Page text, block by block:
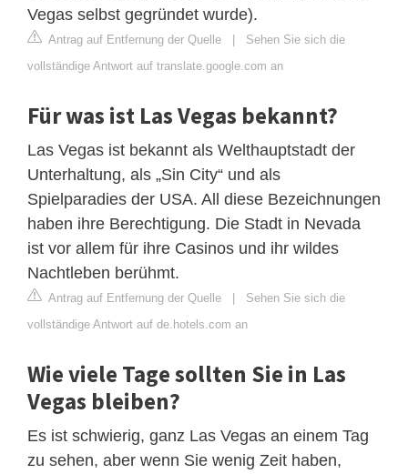
Vegas selbst gegründet wurde).
Antrag auf Entfernung der Quelle | Sehen Sie sich die
vollständige Antwort auf translate.google.com an
Für was ist Las Vegas bekannt?
Las Vegas ist bekannt als Welthauptstadt der
Unterhaltung, als „Sin City“ und als
Spielparadies der USA. All diese Bezeichnungen
haben ihre Berechtigung. Die Stadt in Nevada
ist vor allem für ihre Casinos und ihr wildes
Nachtleben berühmt.
Antrag auf Entfernung der Quelle | Sehen Sie sich die
vollständige Antwort auf de.hotels.com an
Wie viele Tage sollten Sie in Las
Vegas bleiben?
Es ist schwierig, ganz Las Vegas an einem Tag
zu sehen, aber wenn Sie wenig Zeit haben,